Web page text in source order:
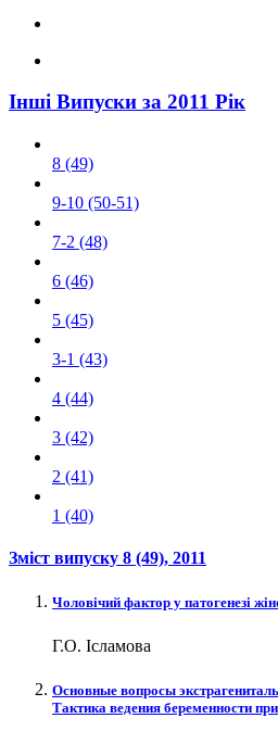
Інші Випуски за 2011 Рік
8 (49)
9-10 (50-51)
7-2 (48)
6 (46)
5 (45)
3-1 (43)
4 (44)
3 (42)
2 (41)
1 (40)
Зміст випуску 8 (49), 2011
Чоловічий фактор у патогенезі
Г.О. Ісламова
Основные вопросы
Тактика ведения беременности